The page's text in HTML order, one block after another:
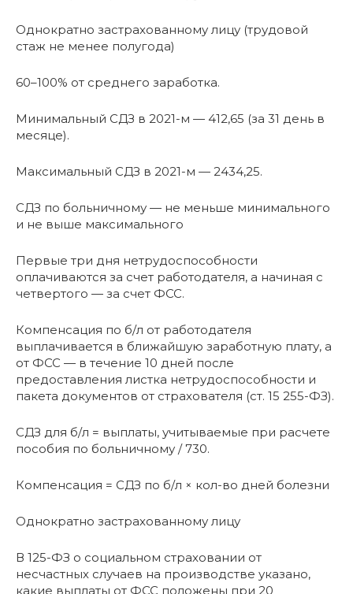
Однократно застрахованному лицу (трудовой
стаж не менее полугода)
60–100% от среднего заработка.
Минимальный СДЗ в 2021-м — 412,65 (за 31 день в
месяце).
Максимальный СДЗ в 2021-м — 2434,25.
СДЗ по больничному — не меньше минимального
и не выше максимального
Первые три дня нетрудоспособности
оплачиваются за счет работодателя, а начиная с
четвертого — за счет ФСС.
Компенсация по б/л от работодателя
выплачивается в ближайшую заработную плату, а
от ФСС — в течение 10 дней после
предоставления листка нетрудоспособности и
пакета документов от страхователя (ст. 15 255-ФЗ).
СДЗ для б/л = выплаты, учитываемые при расчете
пособия по больничному / 730.
Компенсация = СДЗ по б/л × кол-во дней болезни
Однократно застрахованному лицу
В 125-ФЗ о социальном страховании от
несчастных случаев на производстве указано,
какие выплаты от ФСС положены при 20